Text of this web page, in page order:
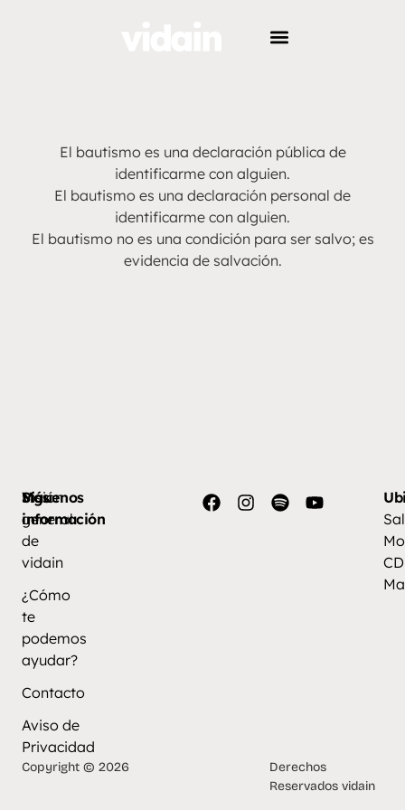
El bautismo es una declaración pública de
identificarme con alguien.
El bautismo es una declaración personal de
identificarme con alguien.
El bautismo no es una condición para ser salvo; es
evidencia de salvación.
Más
información
Visión
general
de
vidain
¿Cómo
te
podemos
ayudar?
Contacto
Aviso de
Privacidad
Síguenos
Copyright © 2026
Derechos
Reservados vidain